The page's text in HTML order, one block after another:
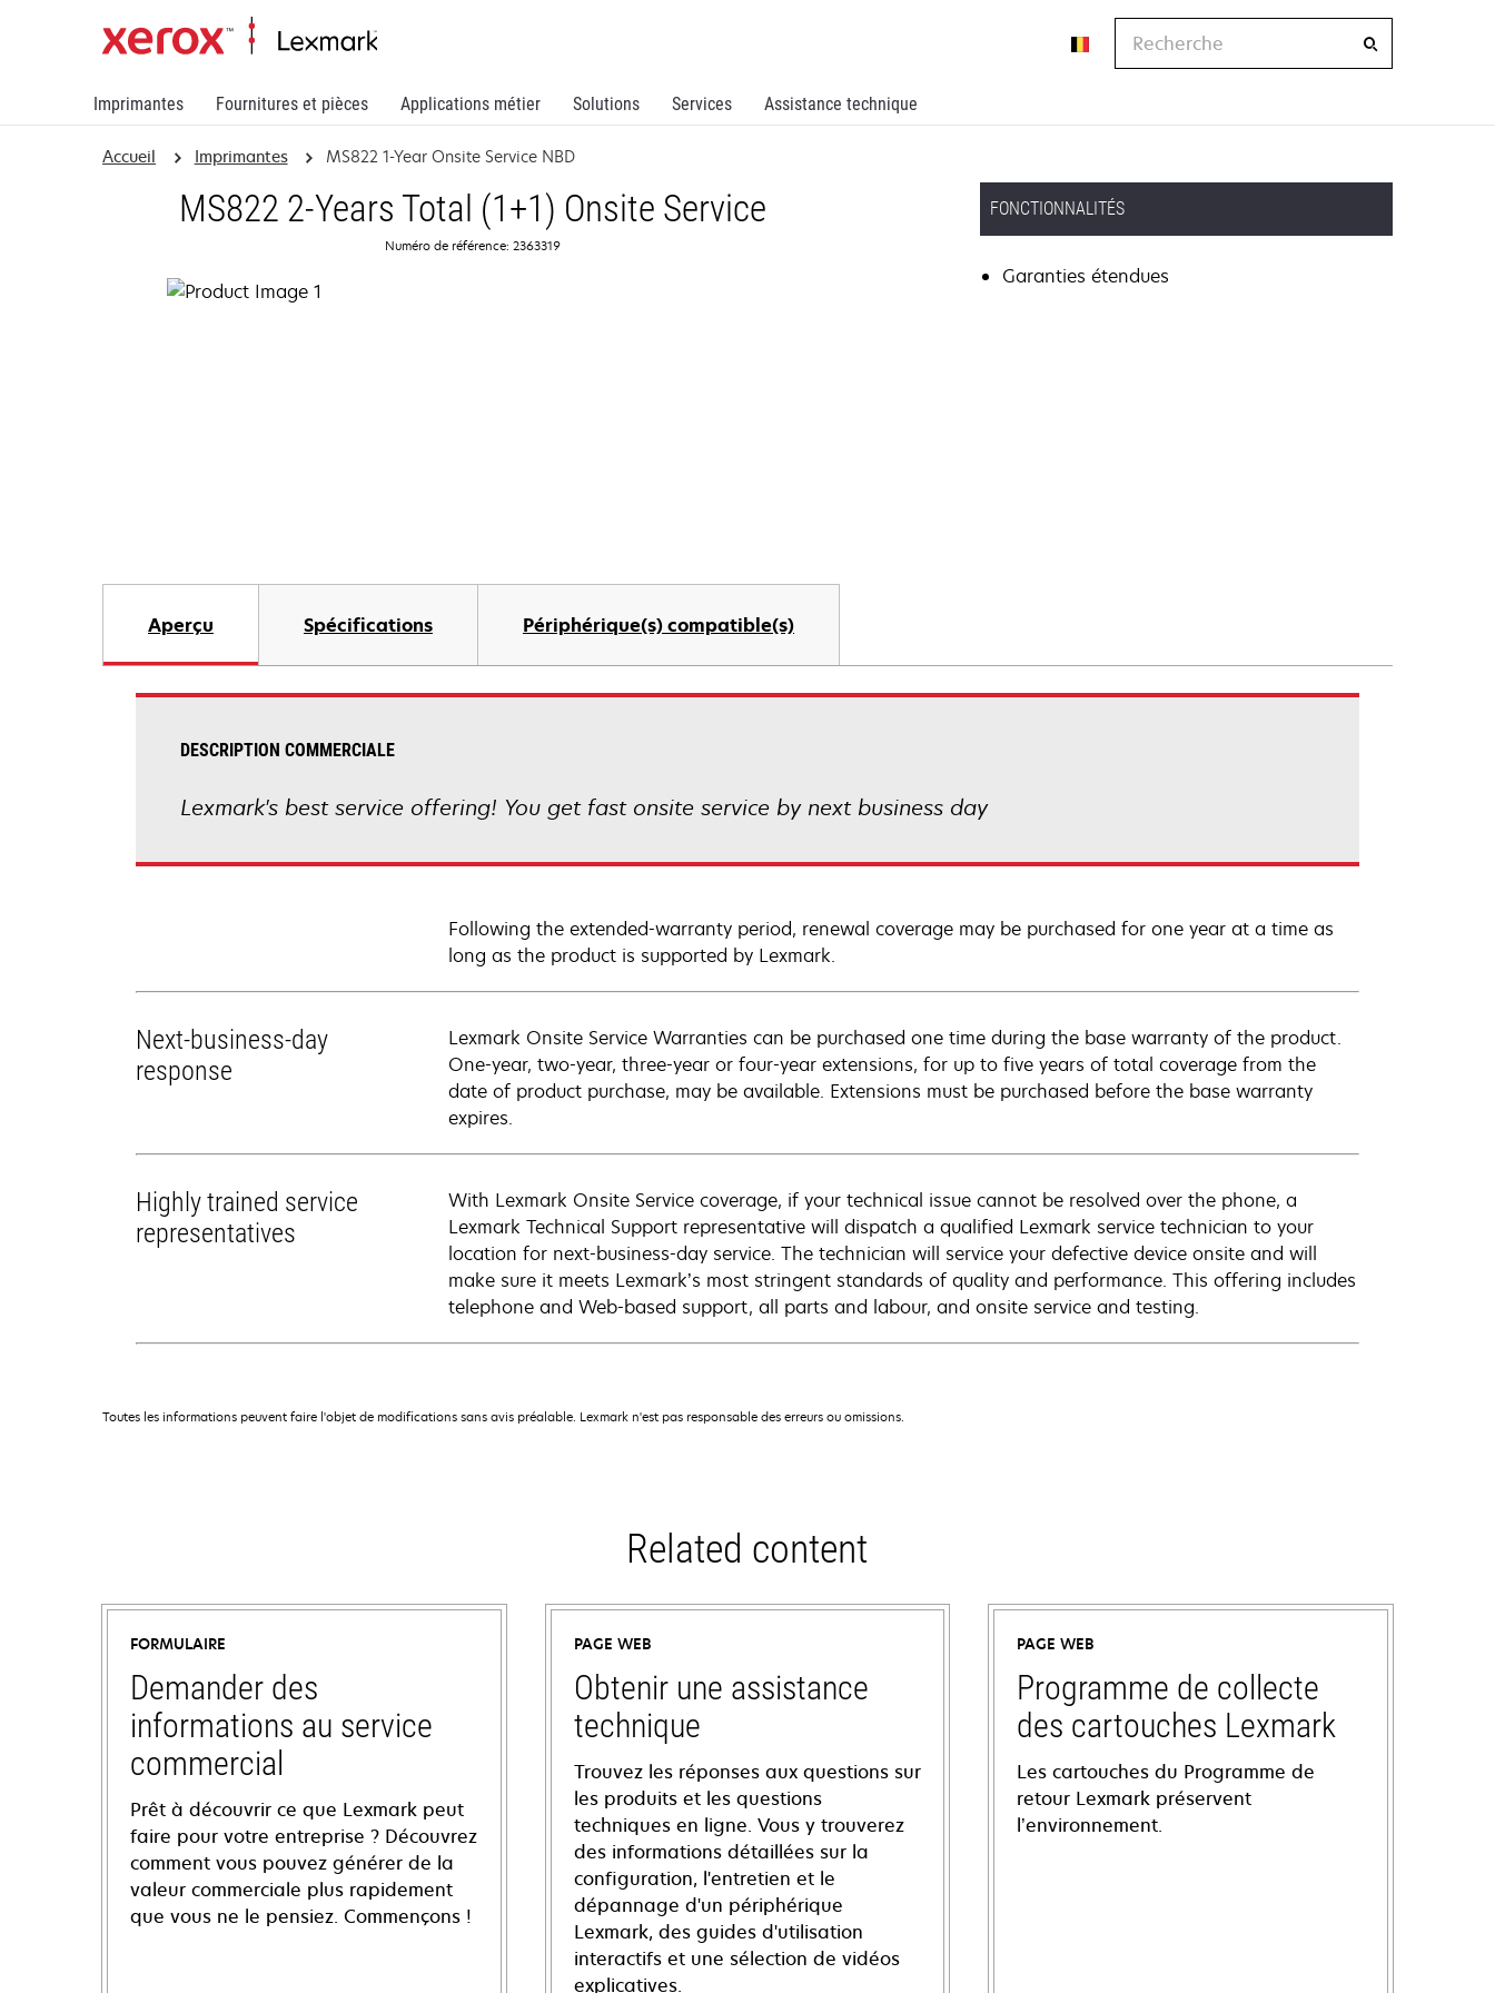
Imprimantes Fournitures et pièces Applications métier Solutions Services Assistance technique
Recherche
Accueil Imprimantes MS822 1-Year Onsite Service NBD
MS822 2-Years Total (1+1) Onsite Service
Numéro de référence: 2363319
FONCTIONNALITÉS
Garanties étendues
Aperçu Spécifications Périphérique(s) compatible(s)
DESCRIPTION COMMERCIALE
Lexmark's best service offering! You get fast onsite service by next business day
Following the extended-warranty period, renewal coverage may be purchased for one year at a time as
long as the product is supported by Lexmark.
Next-business-day
response
Lexmark Onsite Service Warranties can be purchased one time during the base warranty of the product.
One-year, two-year, three-year or four-year extensions, for up to five years of total coverage from the
date of product purchase, may be available. Extensions must be purchased before the base warranty
expires.
Highly trained service
representatives
With Lexmark Onsite Service coverage, if your technical issue cannot be resolved over the phone, a
Lexmark Technical Support representative will dispatch a qualified Lexmark service technician to your
location for next-business-day service. The technician will service your defective device onsite and will
make sure it meets Lexmark’s most stringent standards of quality and performance. This offering includes
telephone and Web-based support, all parts and labour, and onsite service and testing.
Toutes les informations peuvent faire l'objet de modifications sans avis préalable. Lexmark n'est pas responsable des erreurs ou omissions.
Related content
FORMULAIRE
Demander des
informations au service
commercial
Prêt à découvrir ce que Lexmark peut
faire pour votre entreprise ? Découvrez
comment vous pouvez générer de la
valeur commerciale plus rapidement
que vous ne le pensiez. Commençons !
PAGE WEB
Obtenir une assistance
technique
Trouvez les réponses aux questions sur
les produits et les questions
techniques en ligne. Vous y trouverez
des informations détaillées sur la
configuration, l'entretien et le
dépannage d'un périphérique
Lexmark, des guides d'utilisation
interactifs et une sélection de vidéos
explicatives.
PAGE WEB
Programme de collecte
des cartouches Lexmark
Les cartouches du Programme de
retour Lexmark préservent
l’environnement.